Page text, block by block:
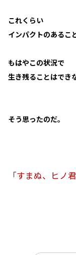
これくらい
インパクトのあるこ
もはやこの状況で
生き残ることはでき
そう思ったのだ。
「すまぬ、ヒノ